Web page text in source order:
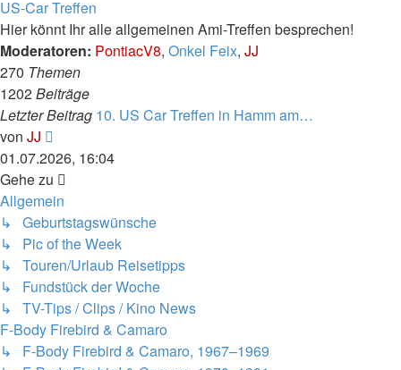
Letzter Beitrag
US-Car Treffen
Hier könnt Ihr alle allgemeinen Ami-Treffen besprechen!
Moderatoren:
270Themen
1202Beiträge
Letzter Beitrag
vonJJ Neuester
Beitrag
01.07.2026, 16:04
Gehe zu
Allgemein
↳ Geburtstagswünsche
↳ Pic of the Week
↳ Touren/Urlaub Reisetipps
↳ Fundstück der Woche
↳ TV-Tips / Clips / Kino News
F-Body Firebird & Camaro